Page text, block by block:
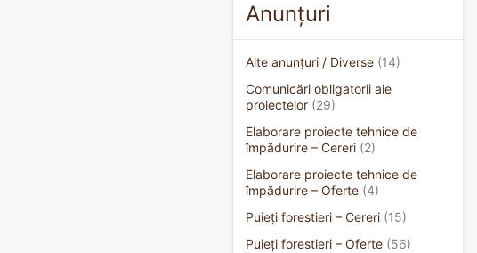
Anunțuri
Alte anunțuri / Diverse (14)
Comunicări obligatorii ale
proiectelor (29)
Elaborare proiecte tehnice de
împădurire – Cereri (2)
Elaborare proiecte tehnice de
împădurire – Oferte (4)
Puieți forestieri – Cereri (15)
Puieți forestieri – Oferte (56)